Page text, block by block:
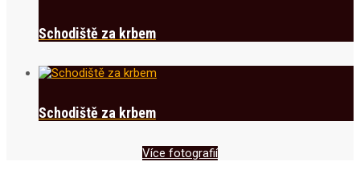
Schodiště za krbem
Schodiště za krbem
Více fotografií